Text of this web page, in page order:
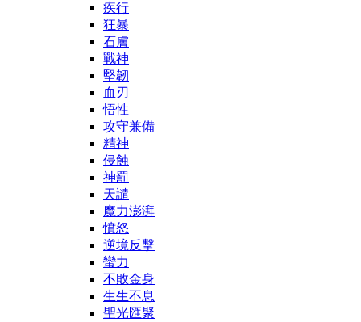
疾行
狂暴
石膚
戰神
堅韌
血刃
悟性
攻守兼備
精神
侵蝕
神罰
天譴
魔力澎湃
憤怒
逆境反擊
蠻力
不敗金身
生生不息
聖光匯聚